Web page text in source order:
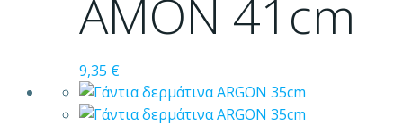
επιλεγούν
του
προϊόντος
AMON 41cm
9,35 €